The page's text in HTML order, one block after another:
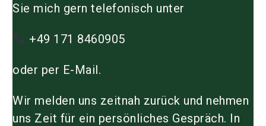
Sie mich gern telefonisch unter
+49 171 8460905
oder per E-Mail.
Wir melden uns zeitnah zurück und nehmen
uns Zeit für ein persönliches Gespräch. In